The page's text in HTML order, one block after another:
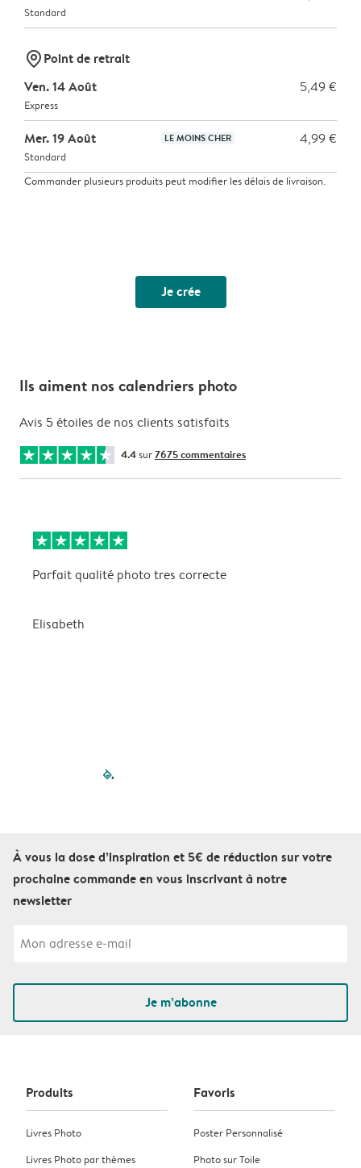
Standard
marker-pinPoint de retrait
Ven. 14 Août
5,49 €
Express
Mer. 19 Août LE MOINS CHER 4,99 €
Standard
Commander plusieurs produits peut modifier les délais de livraison.
Je crée
Ils aiment nos calendriers photo
Avis 5 étoiles de nos clients satisfaits
4.4sur7675 commentaires
Parfait qualité photo tres correcte
Elisabeth
filled-pagination
À vous la dose d’inspiration et 5€ de réduction sur votre
prochaine commande en vous inscrivant à notre
newsletter
Je m’abonne
Produits
Livres Photo
Livres Photo par thèmes
Favoris
Poster Personnalisé
Photo sur Toile